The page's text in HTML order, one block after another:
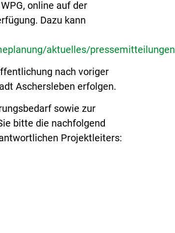
online auf der
Dazu kann
aktuelles/pressemitteilungen
nach voriger
Aschersleben erfolgen.
sowie zur
bitte die nachfolgend
Projektleiters: